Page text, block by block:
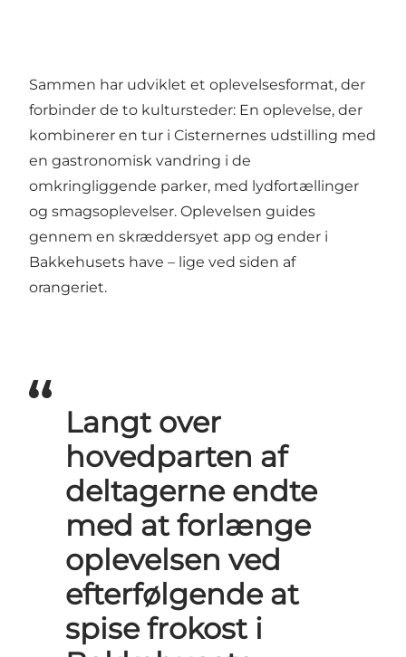
Sammen har udviklet et oplevelsesformat, der
forbinder de to kultursteder: En oplevelse, der
kombinerer en tur i Cisternernes udstilling med
en gastronomisk vandring i de
omkringliggende parker, med lydfortællinger
og smagsoplevelser. Oplevelsen guides
gennem en skræddersyet app og ender i
Bakkehusets have – lige ved siden af
orangeriet.
Langt over
hovedparten af
deltagerne endte
med at forlænge
oplevelsen ved
efterfølgende at
spise frokost i